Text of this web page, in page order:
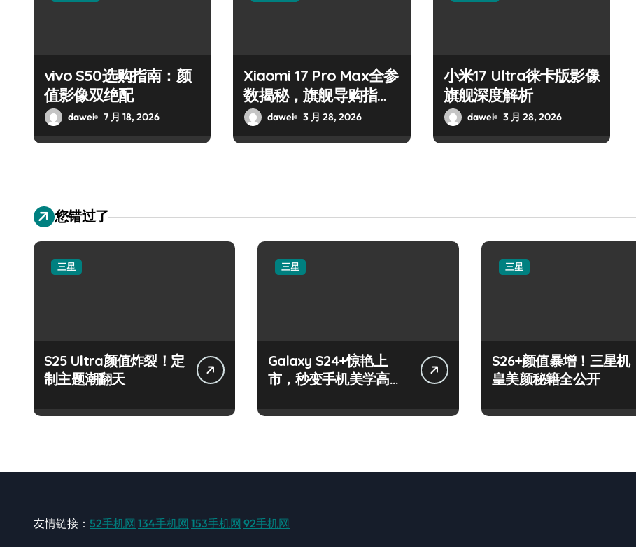
vivo S50选购指南：颜
值影像双绝配
dawei 7 月 18, 2026
Xiaomi 17 Pro Max全参
数揭秘，旗舰导购指
南！dawei 3 月 28, 2026
小米17 Ultra徕卡版影像
旗舰深度解析
dawei 3 月 28, 2026
您错过了
三星
S25 Ultra颜值炸裂！定
制主题潮翻天
三星
Galaxy S24+惊艳上
市，秒变手机美学高
三星
S26+颜值暴增！三星机
皇美颜秘籍全公开
友情链接： 52手机网 134手机网 153手机网 92手机网